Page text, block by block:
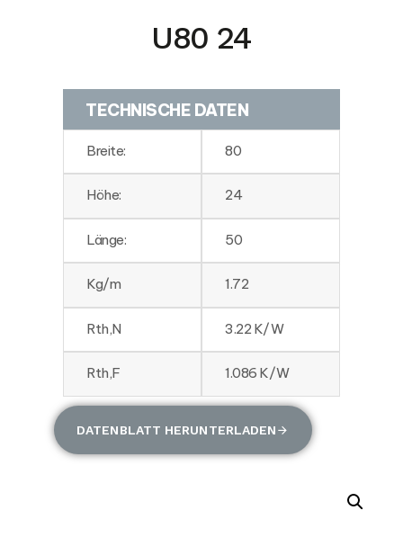
U80 24
TECHNISCHE DATEN
Breite: 80
Höhe: 24
Länge: 50
Kg/m 1.72
Rth,N 3.22 K/W
Rth,F 1.086 K/W
DATENBLATT HERUNTERLADEN